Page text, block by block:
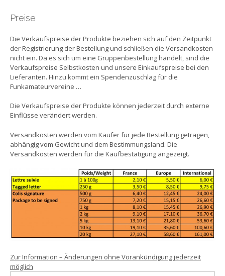
Preise
Die Verkaufspreise der Produkte beziehen sich auf den Zeitpunkt
der Registrierung der Bestellung und schließen die Versandkosten
nicht ein. Da es sich um eine Gruppenbestellung handelt, sind die
Verkaufspreise Selbstkosten und unsere Einkaufspreise bei den
Lieferanten. Hinzu kommt ein Spendenzuschlag für die
Funkamateurvereine …
Die Verkaufspreise der Produkte können jederzeit durch externe
Einflüsse verändert werden.
Versandkosten werden vom Käufer für jede Bestellung getragen,
abhängig vom Gewicht und dem Bestimmungsland. Die
Versandkosten werden für die Kaufbestätigung angezeigt.
Zur Information – Änderungen ohne Vorankündigung jederzeit
möglich